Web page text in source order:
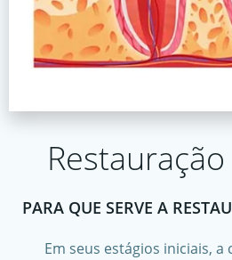
PARA QUE SERVE A
Em seus estágios iniciais,